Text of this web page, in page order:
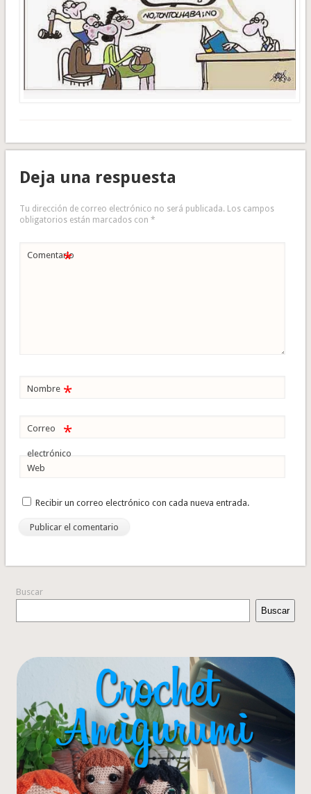
Deja una respuesta
Tu dirección de correo electrónico no será publicada. Los campos
obligatorios están marcados con *
Comentario
*
Nombre *
Correo
electrónico
*
Web
Recibir un correo electrónico con cada nueva entrada.
Buscar
Buscar